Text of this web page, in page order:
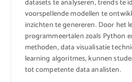
datasets te analyseren, trends te
voorspellende modellen te
inzichten te genereren. Door het
programmeertalen zoals Python
methoden, data visualisatie
learning algoritmes, kunnen
tot competente data analisten.